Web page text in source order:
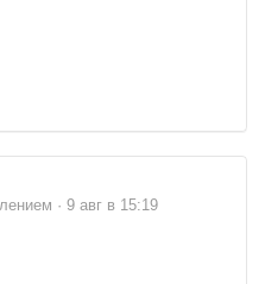
· 9 авг в 15:19